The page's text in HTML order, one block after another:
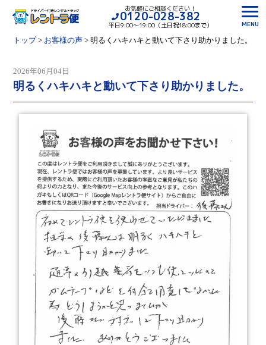
お気軽にご相談ください！
0120-028-382
平日9:00〜19:00（土日祝18:00まで）
MENU
トップ> お客様の声> 明るくハキハキと動いて下さり助かりました。
2026年06月04日
明るくハキハキと動いて下さり助かりました。